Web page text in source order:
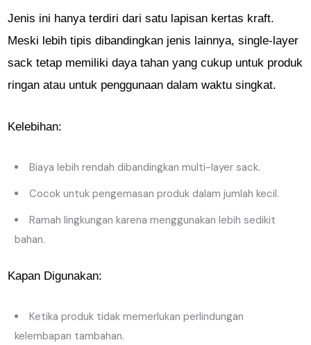
Jenis ini hanya terdiri dari satu lapisan kertas kraft.
Meski lebih tipis dibandingkan jenis lainnya, single-layer
sack tetap memiliki daya tahan yang cukup untuk produk
ringan atau untuk penggunaan dalam waktu singkat.
Kelebihan:
Biaya lebih rendah dibandingkan multi-layer sack.
Cocok untuk pengemasan produk dalam jumlah kecil.
Ramah lingkungan karena menggunakan lebih sedikit
bahan.
Kapan Digunakan:
Ketika produk tidak memerlukan perlindungan
kelembapan tambahan.